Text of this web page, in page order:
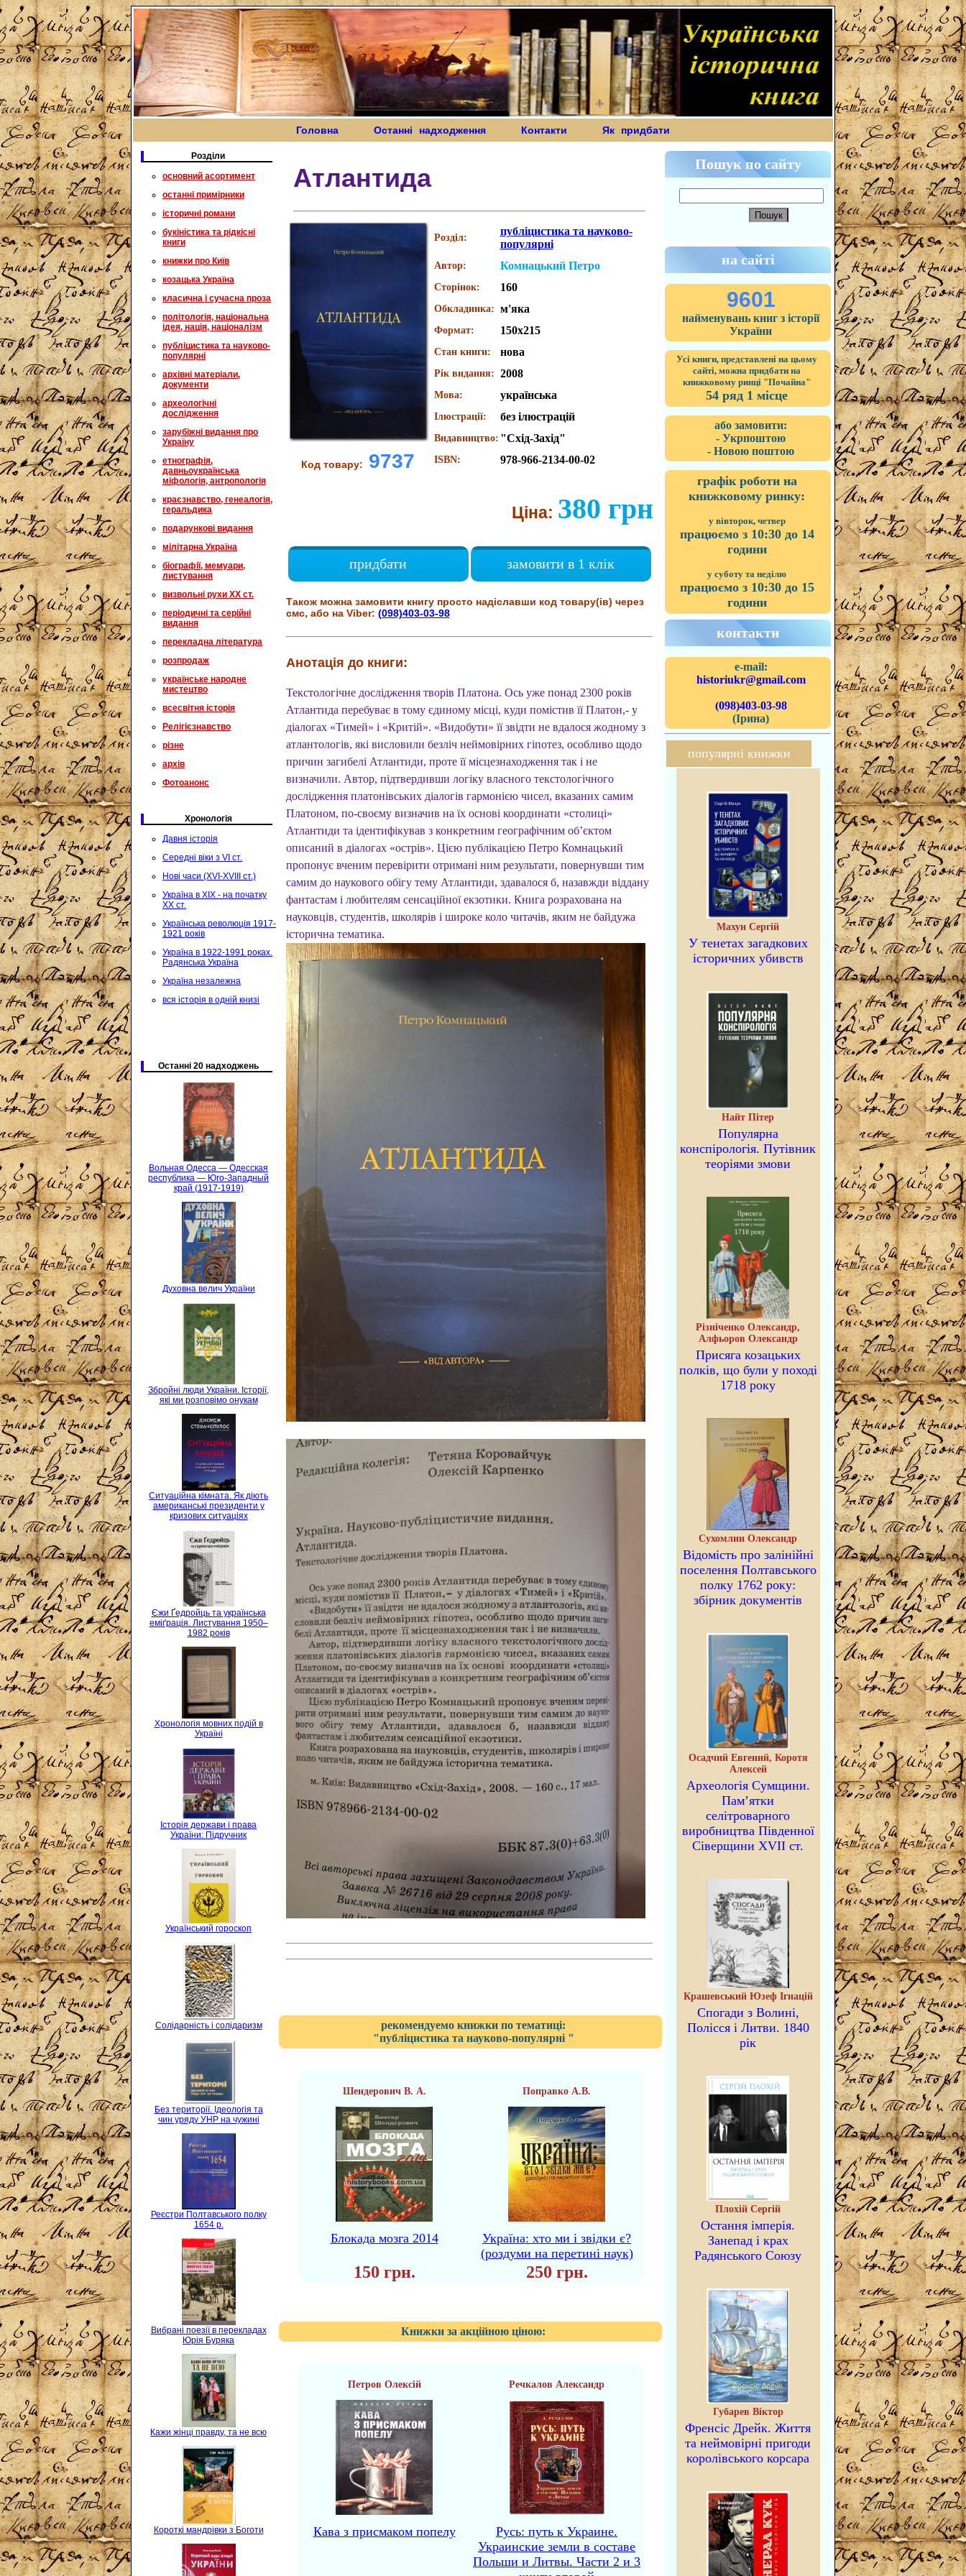
Головна Останні надходження Контакти Як придбати
Розділи
основний асортимент
останні примірники
історичні романи
букіністика та рідкісні
книги
книжки про Київ
козацька Україна
класична і сучасна проза
політологія, національна
ідея, нація, націоналізм
публіцистика та науково-
популярні
архівні матеріали,
документи
археологічні
дослідження
зарубіжні видання про
Україну
етнографія,
давньоукраїнська
міфологія, антропологія
краєзнавство, генеалогія,
геральдика
подарункові видання
мілітарна Україна
біографії, мемуари,
листування
визвольні рухи XX ст.
періодичні та серійні
видання
перекладна література
розпродаж
українське народне
мистецтво
всесвітня історія
Релігієзнавство
різне
архів
Фотоанонс
Хронологія
Давня історія
Середні віки з VI ст.
Нові часи (XVI-XVIII ст.)
Україна в XIX - на початку
XX ст.
Українська революція 1917-
1921 років
Україна в 1922-1991 роках.
Радянська Україна
Україна незалежна
вся історія в одній книзі
Останні 20 надходжень
Вольная Одесса — Одесская
республика — Юго-Западный
край (1917-1919)
Духовна велич України
Збройні люди України. Історії,
які ми розповімо онукам
Ситуаційна кімната. Як діють
американські президенти у
кризових ситуаціях
Єжи Ґедройць та українська
еміґрація. Листування 1950–
1982 років
Хронологія мовних подій в
Україні
Історія держави і права
України: Підручник
Український гороскоп
Солідарність і солідаризм
Без території. Ідеологія та
чин уряду УНР на чужині
Реєстри Полтавського полку
1654 р.
Вибрані поезії в перекладах
Юрія Буряка
Кажи жінці правду, та не всю
Короткі мандрівки з Боготи
Атлантида
Код товару: 9737
Розділ:
публіцистика та науково-
популярні
Автор: Комнацький Петро
Сторінок: 160
Обкладинка: м'яка
Формат: 150х215
Стан книги: нова
Рік видання: 2008
Мова: українська
Ілюстрації: без ілюстрацій
Видавництво: "Схід-Захід"
ISBN: 978-966-2134-00-02
Ціна: 380 грн
придбати замовити в 1 клік
Також можна замовити книгу просто надіславши код товару(ів) через
смс, або на Viber: (098)403-03-98
Анотація до книги:
Текстологічне дослідження творів Платона. Ось уже понад 2300 років
Атлантида перебуває в тому єдиному місці, куди помістив її Платон,- у
діалогах «Тимей» і «Критій». «Видобути» її звідти не вдалося жодному з
атлантологів, які висловили безліч неймовірних гіпотез, особливо щодо
причин загибелі Атлантиди, проте її місцезнаходження так і не
визначили. Автор, підтвердивши логіку власного текстологічного
дослідження платонівських діалогів гармонією чисел, вказаних самим
Платоном, по-своєму визначив на їх основі координати «столиці»
Атлантиди та ідентифікував з конкретним географічним об’єктом
описаний в діалогах «острів». Цією публікацією Петро Комнацький
пропонує вченим перевірити отримані ним результати, повернувши тим
самим до наукового обігу тему Атлантиди, здавалося б, назавжди віддану
фантастам і любителям сенсаційної екзотики. Книга розрахована на
науковців, студентів, школярів і широке коло читачів, яким не байдужа
історична тематика.
рекомендуемо книжки по тематиці:
"публіцистика та науково-популярні "
Шендерович В. А. Поправко А.В.
Блокада мозга 2014
Україна: хто ми і звідки є?
(роздуми на перетині наук)
150 грн. 250 грн.
Книжки за акційною ціною:
Петров Олексій Речкалов Александр
Кава з присмаком попелу
Русь: путь к Украине.
Украинские земли в составе
Польши и Литвы. Части 2 и 3
Пошук по сайту
на сайті
9601
найменувань книг з історії
України
Усі книги, представлені на цьому
сайті, можна придбати на
книжковому ринці "Почайна"
54 ряд 1 місце
або замовити:
- Укрпоштою
- Новою поштою
графік роботи на
книжковому ринку:
у вівторок, четвер
працюємо з 10:30 до 14
години
у суботу та неділю
працюємо з 10:30 до 15
години
контакти
e-mail:
historiukr@gmail.com
(098)403-03-98
(Ірина)
популярні книжки
Махун Сергій
У тенетах загадкових
історичних убивств
Найт Пітер
Популярна
конспірологія. Путівник
теоріями змови
Різніченко Олександр,
Алфьоров Олександр
Присяга козацьких
полків, що були у поході
1718 року
Сухомлин Олександр
Відомість про залінійні
поселення Полтавського
полку 1762 року:
збірник документів
Осадчий Евгений, Коротя
Алексей
Археологія Сумщини.
Пам’ятки
селітроварного
виробництва Південної
Сіверщини XVII ст.
Крашевський Юзеф Ігнацій
Спогади з Волині,
Полісся і Литви. 1840
рік
Плохій Сергій
Остання імперія.
Занепад і крах
Радянського Союзу
Губарев Віктор
Френсіс Дрейк. Життя
та неймовірні пригоди
королівського корсара